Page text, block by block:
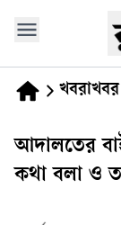
খবরাখবর
আদালতের
কথা বলা ও তা